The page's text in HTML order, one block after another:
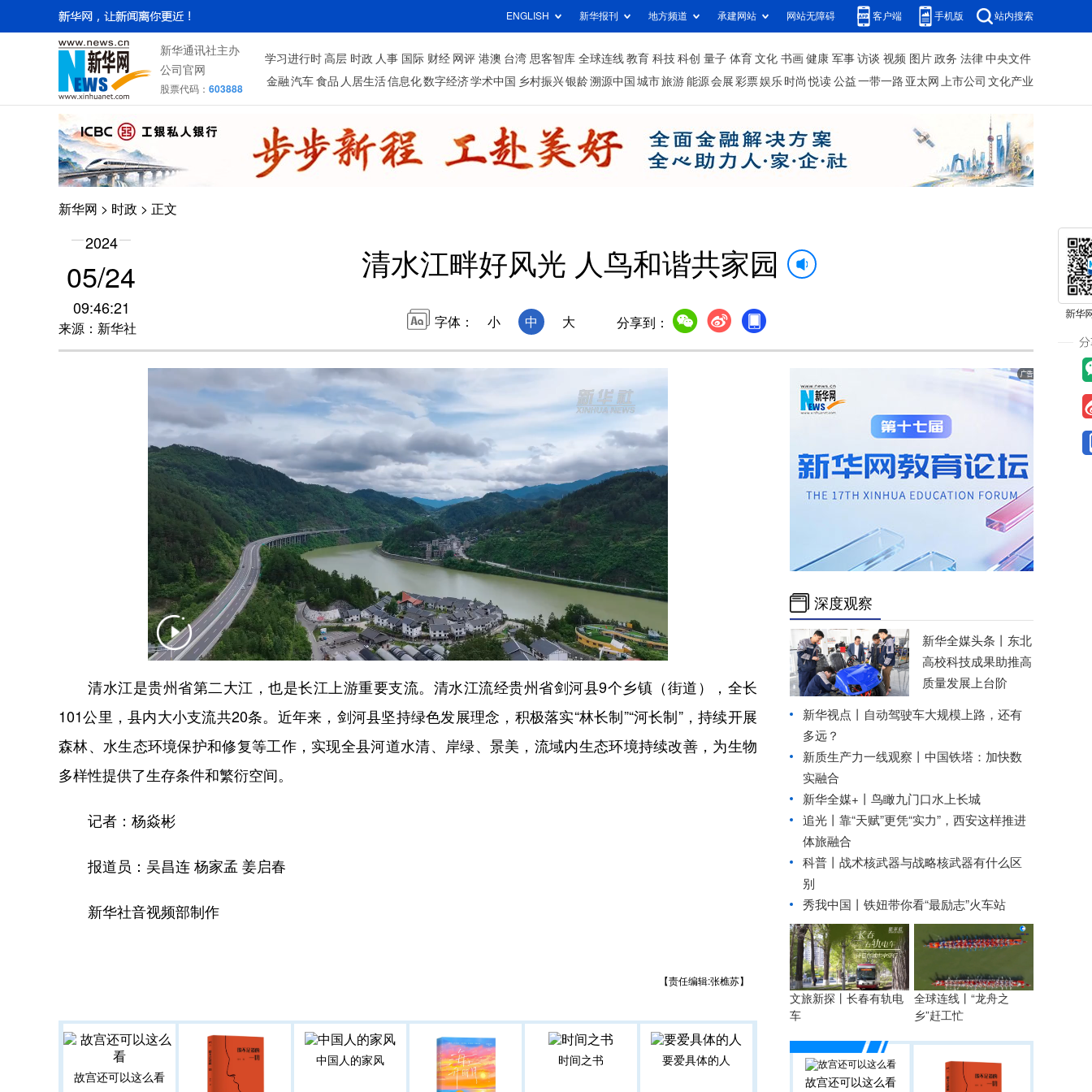
ENGLISH 新华报刊 地方频道 承建网站 网站无障碍 客户端 手机版 站内搜索
新华通讯社主办
公司官网
股票代码： 603888
学习进行时 高层 时政 人事 国际 财经 网评 港澳 台湾 思客智库 全球连线 教育 科技 科创 量子 体育 文化 书画 健康 军事 访谈 视频 图片 政务 法律 中央文件
金融 汽车 食品 人居生活信息化数字经济学术中国 乡村振兴银龄溯源中国 城市旅游 能源 会展 彩票娱乐 时尚 悦读 公益 一带一路 亚太网 上市公司 文化产业
新华网 > 时政 > 正文
2024
05/24
09:46:21
来源：新华社
清水江畔好风光 人鸟和谐共家园
字体： 小 中 大 分享到：
清水江是贵州省第二大江，也是长江上游重要支流。清水江流经贵州省剑河县9个乡镇（街道），全长
101公里，县内大小支流共20条。近年来，剑河县坚持绿色发展理念，积极落实“林长制”“河长制”，持续开展
森林、水生态环境保护和修复等工作，实现全县河道水清、岸绿、景美，流域内生态环境持续改善，为生物
多样性提供了生存条件和繁衍空间。
记者：杨焱彬
报道员：吴昌连 杨家孟 姜启春
新华社音视频部制作
【责任编辑:张樵苏】
故宫还可以这么看
中国人的家风 时间之书 要爱具体的人
深度观察
新华全媒头条丨 东北
高校科技成果助推高
质量发展上台阶
新华视点丨自动驾驶车大规模上路，还有
多远？
新质生产力一线观察丨中国铁塔：加快数
实融合
新华全媒+丨
鸟瞰九门口水上长城
追光丨 靠“天赋”更凭“实力”，西安这样推进
体旅融合
科普丨战术核武器与战略核武器有什么区
别
秀我中国丨 铁妞带你看“最励志”火车站
文旅新探丨长春有轨电
车
全球连线丨“龙舟之
乡”赶工忙
故宫还可以这么看